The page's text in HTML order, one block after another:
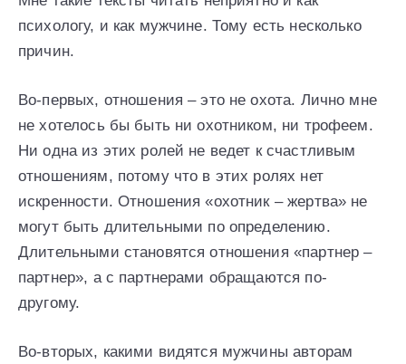
психологу, и как мужчине. Тому есть несколько
причин.
Во-первых, отношения – это не охота. Лично мне
не хотелось бы быть ни охотником, ни трофеем.
Ни одна из этих ролей не ведет к счастливым
отношениям, потому что в этих ролях нет
искренности. Отношения «охотник – жертва» не
могут быть длительными по определению.
Длительными становятся отношения «партнер –
партнер», а с партнерами обращаются по-
другому.
Во-вторых, какими видятся мужчины авторам